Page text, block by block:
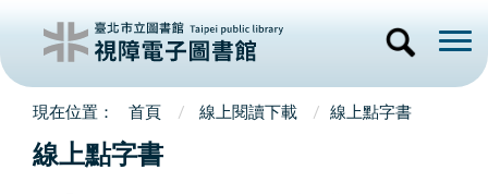
首頁 線上閱讀下載 線上點字書
線上點字書